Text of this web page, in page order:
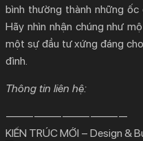
bình thường thành những
Hãy nhìn nhận chúng như
một sự đầu tư xứng đáng
đình.
Thông tin liên hệ:
—————————————
KIẾN TRÚC MỚI – Design &